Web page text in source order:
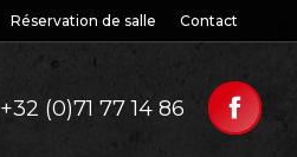
Réservation de salle Contact
+32 (0)71 77 14 86